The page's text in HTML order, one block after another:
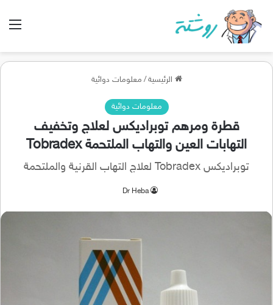
الرئيسية / معلومات دوائية
معلومات دوائية
قطرة ومرهم توبراديكس لعلاج وتخفيف
التهابات العين والتهاب الملتحمة Tobradex
توبراديكس Tobradex لعلاج التهاب القرنية والملتحمة
Dr Heba